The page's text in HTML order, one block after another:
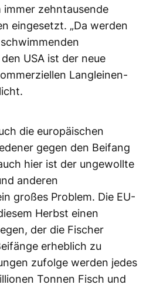
immer zehntausende
eingesetzt. „Da werden
USA ist der neue
Langleinen-
die europäischen
gegen den Beifang
hier ist der ungewollte
anderen
großes Problem. Die EU-
Herbst einen
der die Fischer
erheblich zu
zufolge werden jedes
Tonnen Fisch und